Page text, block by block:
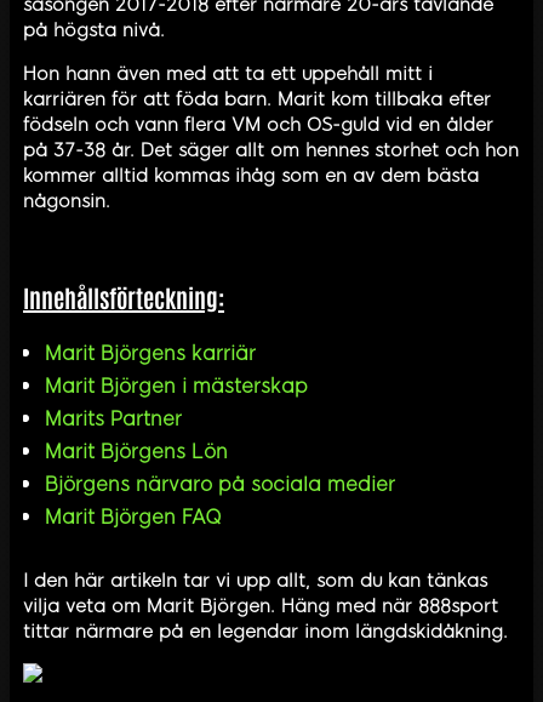
säsongen 2017-2018 efter närmare 20-års tävlande
på högsta nivå.
Hon hann även med att ta ett uppehåll mitt i
karriären för att föda barn. Marit kom tillbaka efter
födseln och vann flera VM och OS-guld vid en ålder
på 37-38 år. Det säger allt om hennes storhet och hon
kommer alltid kommas ihåg som en av dem bästa
någonsin.
Innehållsförteckning:
Marit Björgens karriär
Marit Björgen i mästerskap
Marits Partner
Marit Björgens Lön
Björgens närvaro på sociala medier
Marit Björgen FAQ
I den här artikeln tar vi upp allt, som du kan tänkas
vilja veta om Marit Björgen. Häng med när 888sport
tittar närmare på en legendar inom längdskidåkning.